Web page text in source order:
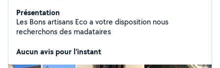
Présentation
Les Bons artisans Eco a votre disposition nous
recherchons des madataires
Aucun avis pour l'instant